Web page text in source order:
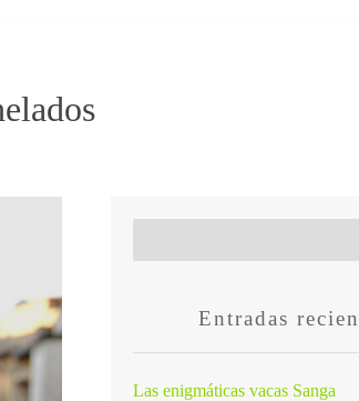
Entradas
Las enigmáticas vacas Sanga